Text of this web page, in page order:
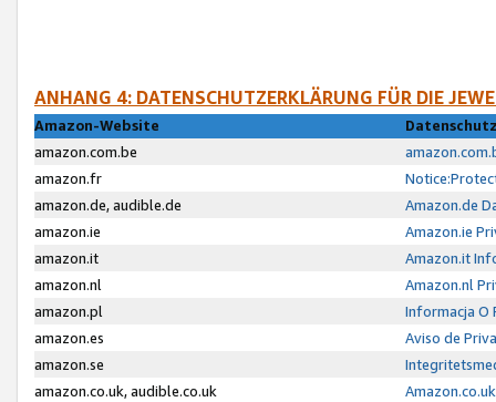
ANHANG 4: DATENSCHUTZERKLÄRUNG FÜR DIE
Amazon-Website
amazon.com.be
amazon.fr
amazon.de, audible.de
Amazon.de
amazon.ie
Amazon.ie
amazon.it
Amazon.it
amazon.nl
Amazon.nl
amazon.pl
Informacja O
amazon.es
Aviso de
amazon.se
amazon.co.uk, audible.co.uk